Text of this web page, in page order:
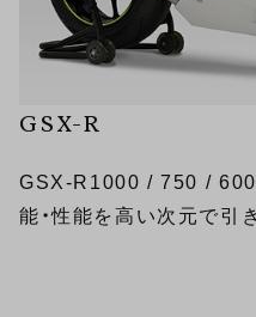
GSX-R
GSX-R1000 / 750 / 600
能・性能を高い次元で引